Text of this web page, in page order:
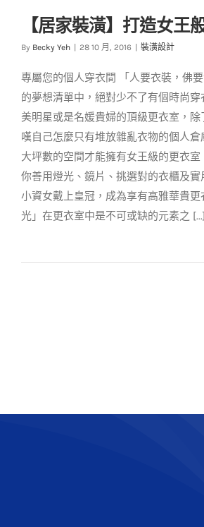
【居家裝潢】打造女
裝潢設計
【居家裝潢】打造女王
By Becky Yeh | 28 10 月, 2016 | 裝潢設計
專屬您的個人穿衣間 「人要衣裝，佛
的夢想清單中，絕對少不了有個時尚
美明星或是名媛貴婦的頂級更衣室，
嘆自己怎麼只有堆放雜亂衣物的個人
大坪數的空間才能擁有女王級的更衣
你善用燈光、鏡片、挑選對的衣櫃及
小資女戴上皇冠，成為享有高雅華貴
光」在更衣室中是不可或缺的元素之 [...]